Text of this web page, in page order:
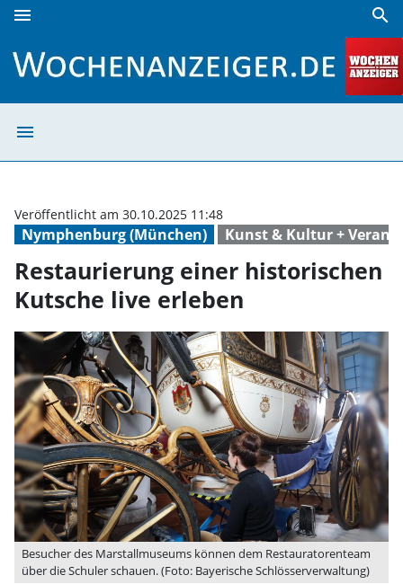
menu search
menu
Nymphenburg (München) Kunst & Kultur +
Veröffentlicht am 30.10.2025 11:48
Restaurierung einer historischen
Kutsche live erleben
Besucher des Marstallmuseums können dem Restauratorenteam
über die Schuler schauen. (Foto: Bayerische Schlösserverwaltung)